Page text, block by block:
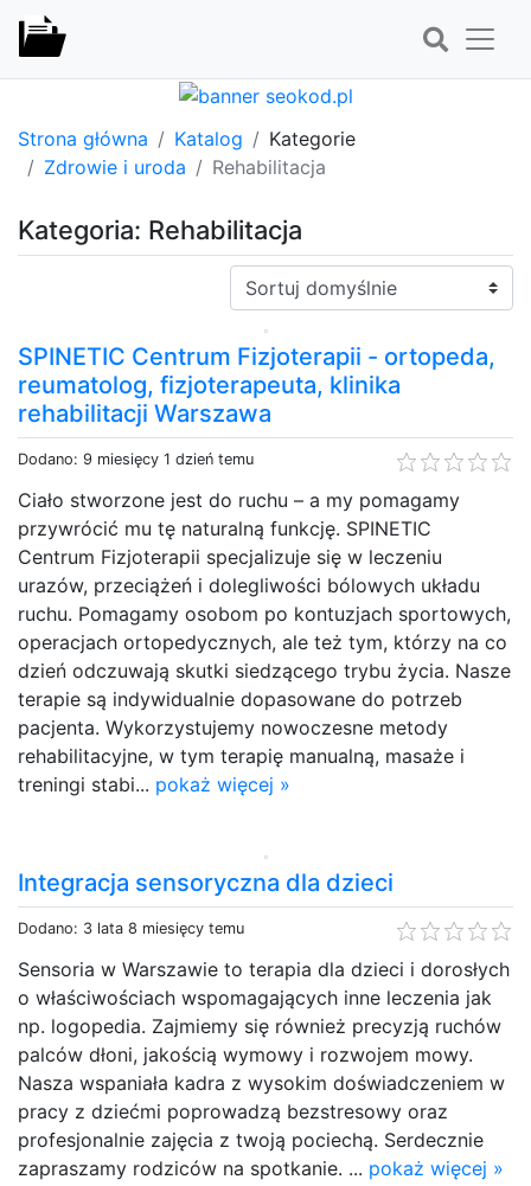
Strona główna Katalog
Kategorie
Zdrowie i uroda
Rehabilitacja
Kategoria: Rehabilitacja
Sortuj:
SPINETIC Centrum Fizjoterapii - ortopeda,
reumatolog, fizjoterapeuta, klinika
rehabilitacji Warszawa
Dodano: 9 miesięcy 1 dzień temu
Ciało stworzone jest do ruchu – a my pomagamy
przywrócić mu tę naturalną funkcję. SPINETIC
Centrum Fizjoterapii specjalizuje się w leczeniu
urazów, przeciążeń i dolegliwości bólowych układu
ruchu. Pomagamy osobom po kontuzjach sportowych,
operacjach ortopedycznych, ale też tym, którzy na co
dzień odczuwają skutki siedzącego trybu życia. Nasze
terapie są indywidualnie dopasowane do potrzeb
pacjenta. Wykorzystujemy nowoczesne metody
rehabilitacyjne, w tym terapię manualną, masaże i
treningi stabi... pokaż więcej »
Integracja sensoryczna dla dzieci
Dodano: 3 lata 8 miesięcy temu
Sensoria w Warszawie to terapia dla dzieci i dorosłych
o właściwościach wspomagających inne leczenia jak
np. logopedia. Zajmiemy się również precyzją ruchów
palców dłoni, jakością wymowy i rozwojem mowy.
Nasza wspaniała kadra z wysokim doświadczeniem w
pracy z dziećmi poprowadzą bezstresowy oraz
profesjonalnie zajęcia z twoją pociechą. Serdecznie
zapraszamy rodziców na spotkanie. ... pokaż więcej »